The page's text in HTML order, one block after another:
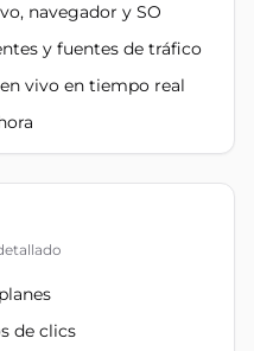
navegador y SO
y fuentes de tráfico
vivo en tiempo real
de clics